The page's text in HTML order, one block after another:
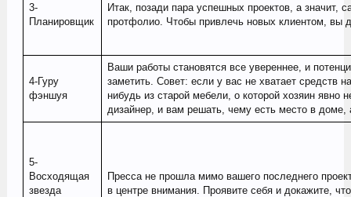
3-
Планировщик
Итак, позади пара успешных проектов, а значит,
протфолио. Чтобы привлечь новых клиентом, вы
4-Гуру
фэншуя
Ваши работы становятся все увереннее, и
заметить. Совет: если у вас не хватает средств
нибудь из старой мебели, о которой хозяин явно
дизайнер, и вам решать, чему есть место в доме,
5-
Восходящая
звезда
Пресса не прошла мимо вашего последнего
в центре внимания. Проявите себя и докажите,